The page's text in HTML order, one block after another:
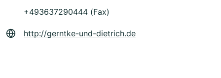
+493637290444 (Fax)
http://gerntke-und-dietrich.de